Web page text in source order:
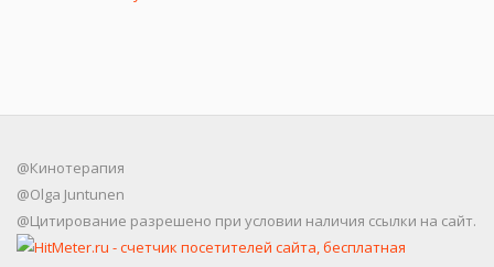
@Кинотерапия
@Olga Juntunen
@Цитирование разрешено при условии наличия ссылки на сайт.